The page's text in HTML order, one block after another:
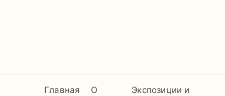
Главная
О
Экспозиции и